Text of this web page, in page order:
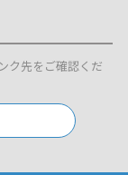
ク先をご確認くだ